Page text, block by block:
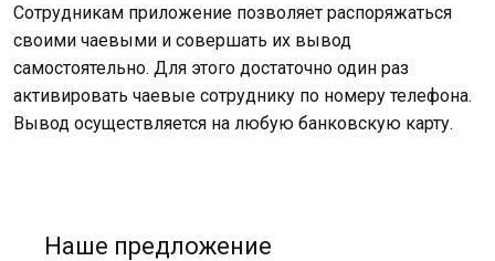
Сотрудникам приложение позволяет распоряжаться
своими чаевыми и совершать их вывод
самостоятельно. Для этого достаточно один раз
активировать чаевые сотруднику по номеру телефона.
Вывод осуществляется на любую банковскую карту.
Наше предложение